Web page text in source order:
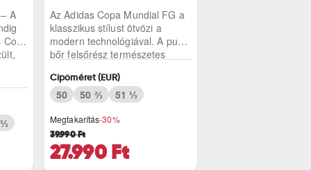
A
Az Adidas Copa Mundial FG a
klasszikus stílust ötvözi a
modern technológiával. A puha
bőr felsőrész természetes
Könnyített kia..
Megtakarítás-30%
27.990 Ft
39.990 Ft
Cipőméret (EUR)
50 50 ⅔ 51 ⅓